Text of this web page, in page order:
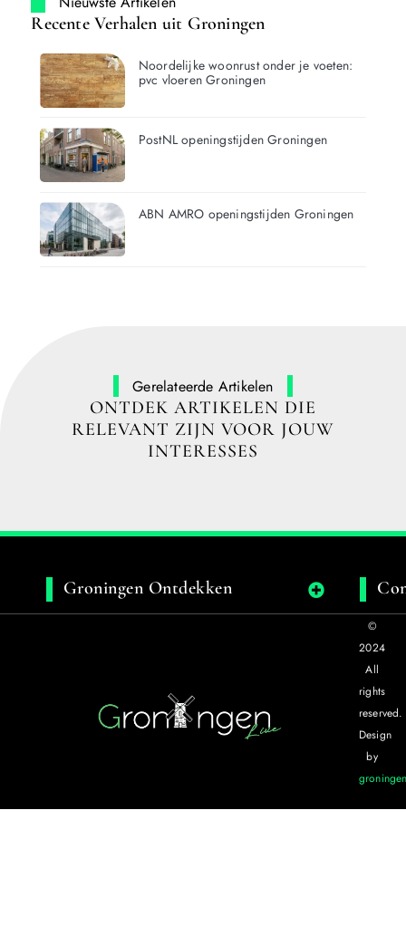
Recente Verhalen uit Groningen
Noordelijke woonrust onder je voeten:
pvc vloeren Groningen
PostNL openingstijden Groningen
ABN AMRO openingstijden Groningen
Gerelateerde Artikelen
ONTDEK ARTIKELEN DIE
RELEVANT ZIJN VOOR JOUW
INTERESSES
Groningen Ontdekken
©
2024
All
rights
reserved.
Design
by